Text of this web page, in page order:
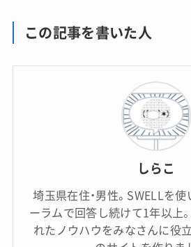
この記事を書いた人
しらこ
埼玉県在住・男性。SWELLを
ーラムで回答し続けて1年以上
れたノウハウをみなさんに役